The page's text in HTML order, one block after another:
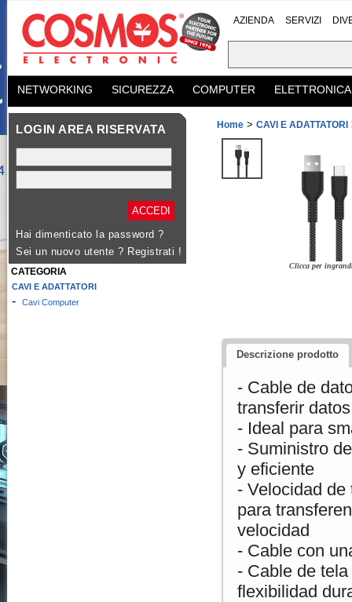
AZIENDA SERVIZI
NETWORKING SICUREZZA COMPUTER ELETTRONICA
LOGIN AREA RISERVATA
Hai dimenticato la password ?
Sei un nuovo utente ? Registrati !
CATEGORIA
CAVI E ADATTATORI
- Cavi Computer
Home > CAVI E ADATTATORI
Clicca per
Descrizione prodotto
- Cable de
transferir datos
- Ideal para
- Suministro
y eficiente
- Velocidad
para
velocidad
- Cable con
- Cable de
flexibilidad